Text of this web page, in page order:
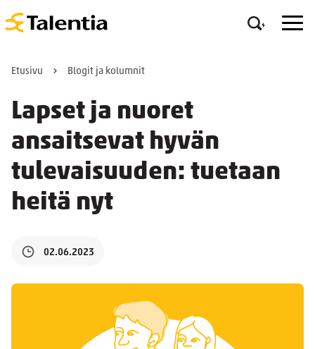
Etusivu Blogit ja kolumnit
Lapset ja nuoret
ansaitsevat hyvän
tulevaisuuden: tuetaan
heitä nyt
02.06.2023